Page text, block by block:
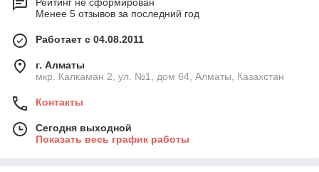
Рейтинг не сформирован
Менее 5 отзывов за последний год
Работает с 04.08.2011
г. Алматы
мкр. Калкаман 2, ул. №1, дом 64, Алматы, Казахстан
Контакты
Сегодня выходной
Показать весь график работы